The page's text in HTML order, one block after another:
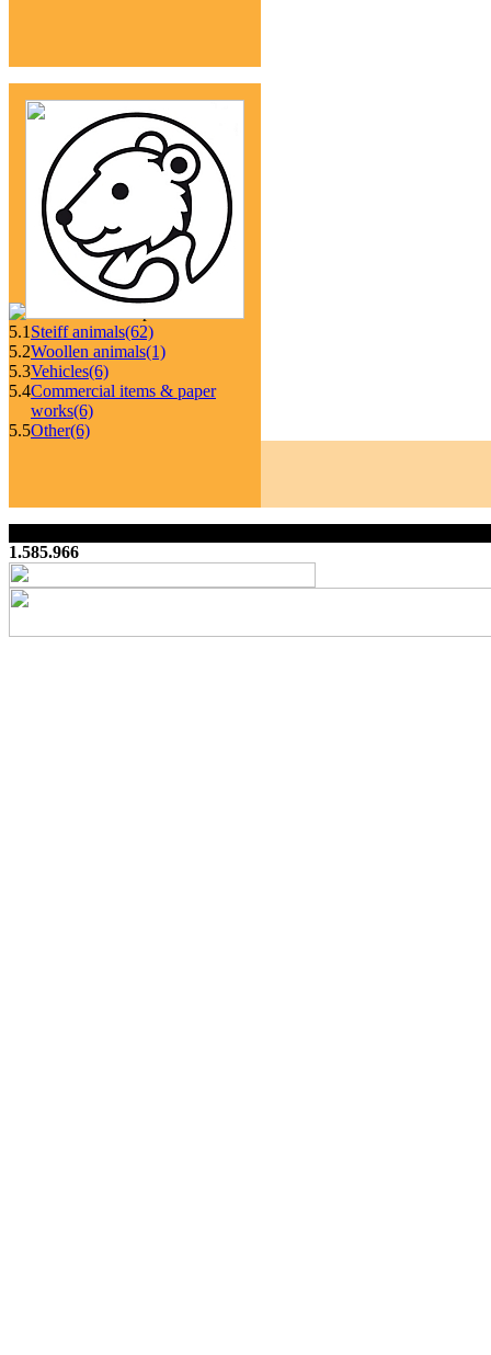
5.1 Steiff animals(62)
5.2Woollen animals(1)
5.3Vehicles(6)
5.4Commercial items & paper
works(6)
5.5Other(6)
1.585.966